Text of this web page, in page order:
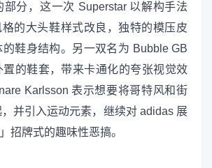
部分，这一次 Superstar 以解构手法
的大头鞋样式改良，独特的模压皮
鞋身结构。另一双名为 Bubble GB
置的鞋套，带来卡通化的夸张视觉效
Karlsson 表示想要将哥特风和街
并引入运动元素，继续对 adidas 展
招牌式的趣味性恶搞。